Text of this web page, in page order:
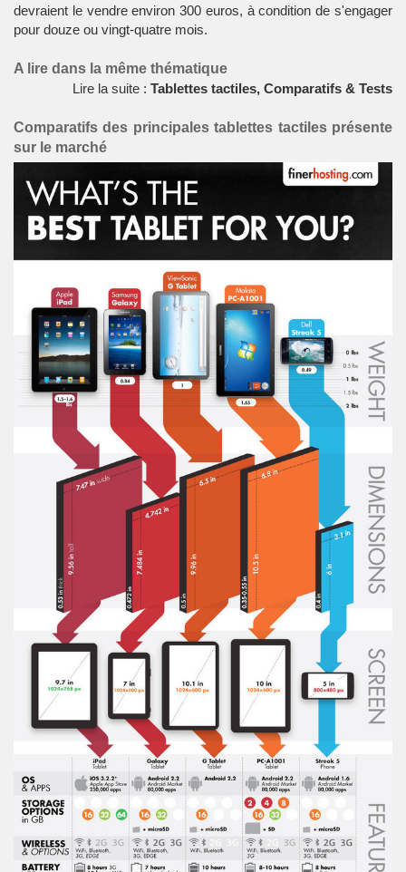
devraient le vendre environ 300 euros, à condition de s'engager
pour douze ou vingt-quatre mois.
A lire dans la même thématique
Lire la suite : Tablettes tactiles, Comparatifs & Tests
Comparatifs des principales tablettes tactiles présente
sur le marché